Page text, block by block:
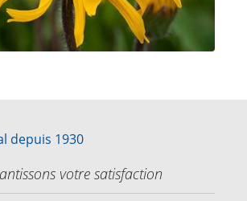
depuis 1930
votre satisfaction